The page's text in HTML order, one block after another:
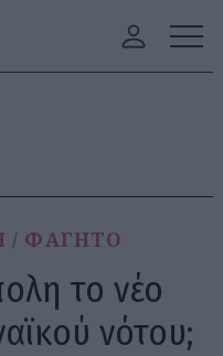
ΦΑΓΗΤΟ
το νέο
νότου;